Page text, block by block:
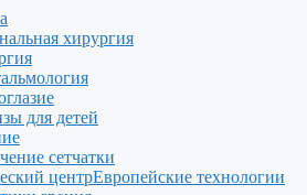
хирургия
для детей
сетчатки
центрЕвропейские технологии